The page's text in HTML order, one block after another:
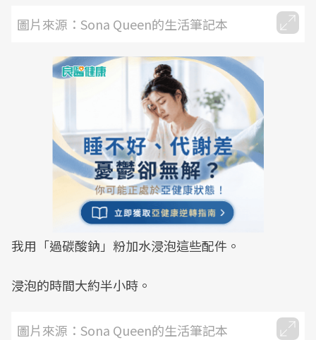
圖片來源：Sona Queen的生活筆記本
我用「過碳酸鈉」粉加水浸泡這些配件。
浸泡的時間大約半小時。
圖片來源：Sona Queen的生活筆記本